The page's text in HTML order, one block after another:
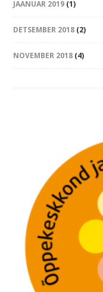
JAANUAR 2019 (1)
DETSEMBER 2018 (2)
NOVEMBER 2018 (4)